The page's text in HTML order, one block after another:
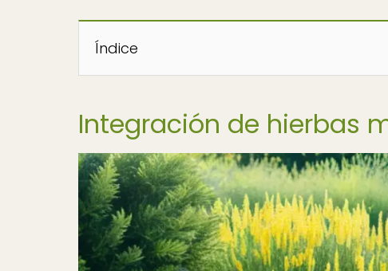
Índice
Integración de hierbas